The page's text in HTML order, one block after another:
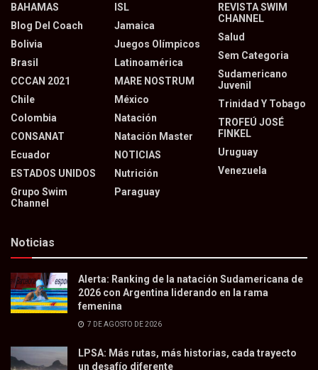
BAHAMAS
Blog Del Coach
Bolivia
Brasil
CCCAN 2021
Chile
Colombia
CONSANAT
Ecuador
ESTADOS UNIDOS
Grupo Swim
Channel
ISL
Jamaica
Juegos Olímpicos
Latinoamérica
MARE NOSTRUM
México
Natación
Natación Master
NOTICIAS
Nutrición
Paraguay
REVISTA SWIM
CHANNEL
Salud
Sem Categoria
Sudamericano
Juvenil
Trinidad Y Tobago
TROFEÚ JOSÉ
FINKEL
Uruguay
Venezuela
Noticias
Alerta: Ranking de la natación Sudamericana de
2026 con Argentina liderando en la rama
femenina
7 DE AGOSTO DE 2026
LPSA: Más rutas, más historias, cada trayecto
un desafío diferente